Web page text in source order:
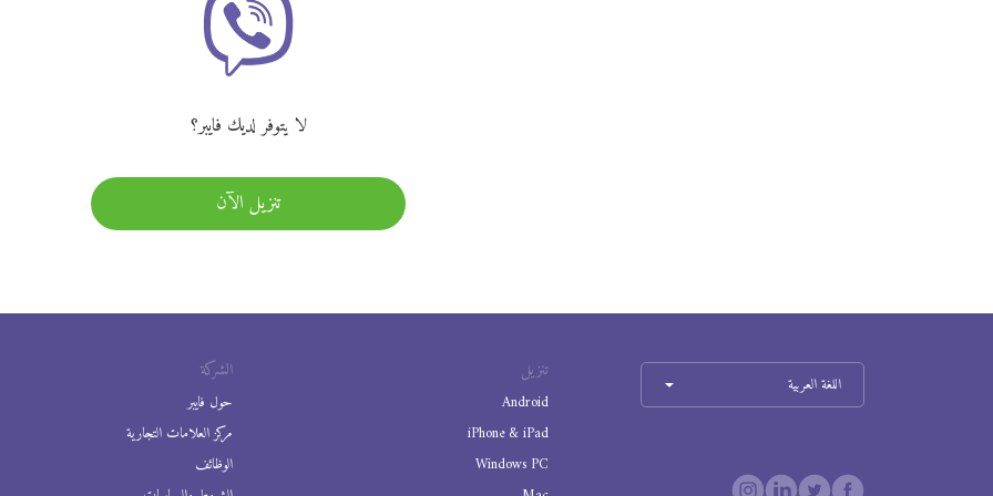
لا يتوفر لديك فايبر؟
تنزيل الآن
الشركة
حول فايبر
مركز العلامات التجارية
الوظائف
تنزيل
Android
iPhone & iPad
Windows PC
اللغة العربية